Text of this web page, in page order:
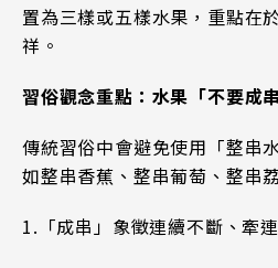
置為三樣或五樣水果，重點在
祥。
習俗觀念重點：水果「不要成
傳統習俗中會避免使用「整串
如整串香蕉、整串葡萄、整串
1.「成串」象徵連續不斷、牽